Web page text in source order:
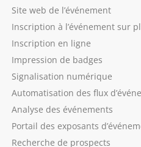
Site web de l’événement
Inscription à l’événement sur
Inscription en ligne
Impression de badges
Signalisation numérique
Automatisation des flux
Analyse des événements
Portail des exposants
Recherche de prospects